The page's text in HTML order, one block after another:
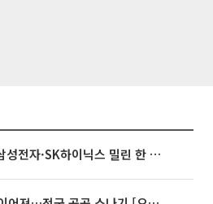
[베스트&워스트] 삼성전자·SK하이닉스 밀린 한 주…상상인증권은 85% 급등